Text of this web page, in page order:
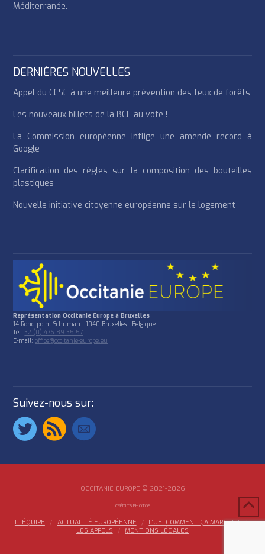
Méditerranée.
DERNIÈRES NOUVELLES
Appel du CESE à une meilleure prévention des feux de forêts
Les nouveaux billets de la BCE au vote !
La Commission européenne inflige une amende record à
Google
Clarification des règles sur la composition des bouteilles
plastiques
Nouvelle initiative citoyenne européenne sur le logement
Représentation Occitanie Europe à Bruxelles
14 Rond-point Schuman - 1040 Bruxelles - Belgique
Tél:32 (0) 476 89 35 57
E-mail:office@occitanie-europe.eu
Suivez-nous sur:
OCCITANIE EUROPE © 2021-2026
CRÉDITS PHOTOS
L ‘ÉQUIPE ACTUALITÉ EUROPÉENNE
L’UE, COMMENT ÇA MARCHE?
LES APPELS
MENTIONS LÉGALES